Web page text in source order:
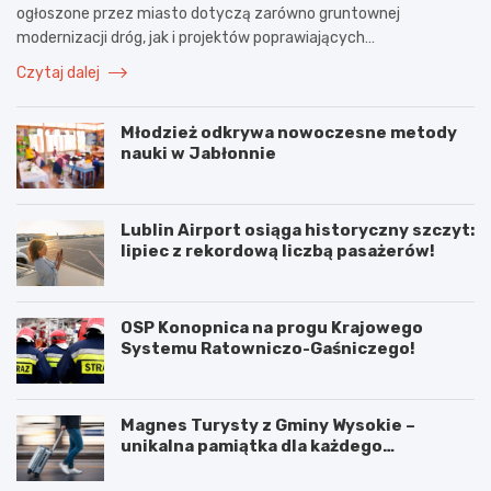
ogłoszone przez miasto dotyczą zarówno gruntownej
modernizacji dróg, jak i projektów poprawiających…
Czytaj dalej
Młodzież odkrywa nowoczesne metody
nauki w Jabłonnie
Lublin Airport osiąga historyczny szczyt:
lipiec z rekordową liczbą pasażerów!
OSP Konopnica na progu Krajowego
Systemu Ratowniczo-Gaśniczego!
Magnes Turysty z Gminy Wysokie –
unikalna pamiątka dla każdego
N
P